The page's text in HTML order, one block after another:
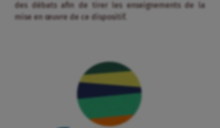
des débats afin de tirer les enseignements de la
mise en œuvre de ce dispositif.